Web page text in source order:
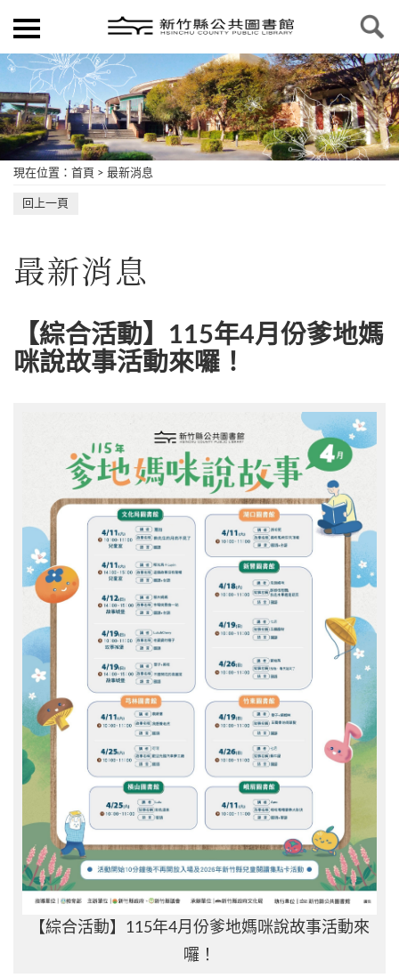
現在位置 ： 首頁 > 最新消息
回上一頁
最新消息
【綜合活動】115年4月份爹地媽
咪說故事活動來囉！
【綜合活動】115年4月份爹地媽咪說故事活動來
囉！